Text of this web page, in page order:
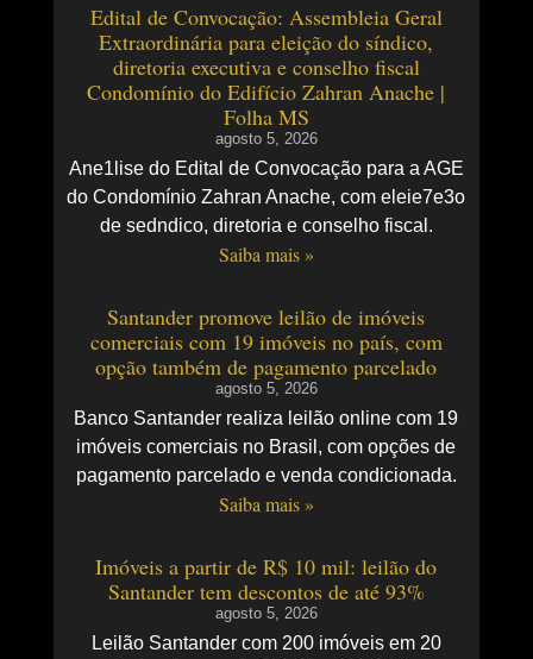
Edital de Convocação: Assembleia Geral
Extraordinária para eleição do síndico,
diretoria executiva e conselho fiscal
Condomínio do Edifício Zahran Anache |
Folha MS
agosto 5, 2026
Ane1lise do Edital de Convocação para a AGE
do Condomínio Zahran Anache, com eleie7e3o
de sedndico, diretoria e conselho fiscal.
Saiba mais »
Santander promove leilão de imóveis
comerciais com 19 imóveis no país, com
opção também de pagamento parcelado
agosto 5, 2026
Banco Santander realiza leilão online com 19
imóveis comerciais no Brasil, com opções de
pagamento parcelado e venda condicionada.
Saiba mais »
Imóveis a partir de R$ 10 mil: leilão do
Santander tem descontos de até 93%
agosto 5, 2026
Leilão Santander com 200 imóveis em 20